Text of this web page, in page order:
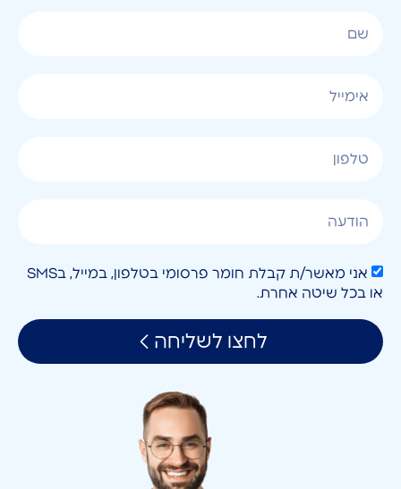
אני מאשר/ת קבלת חומר פרסומי בטלפון, במייל, בSMS
או בכל שיטה אחרת.
לחצו לשליחה